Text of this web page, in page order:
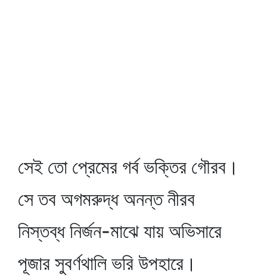
সেই তো প্রেমের গর্ব ভক্তির গৌরব।
সে তব অগমরুদ্ধ অনন্ত নীরব
নিস্তব্ধ নির্জন-মাঝে যায় অভিসারে
পূজার সুবর্ণথালি ভরি উপহারে।